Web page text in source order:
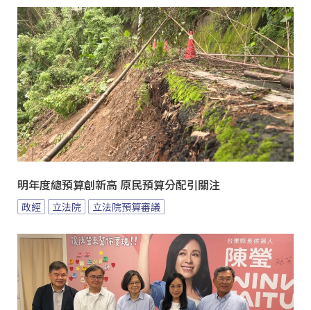
明年度總預算創新高 原民預算分配引關注
政經 立法院 立法院預算審議